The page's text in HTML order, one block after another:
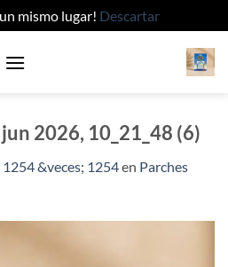
mismo lugar! Descartar
2026, 10_21_48 (6)
1254 &veces; 1254en Parches